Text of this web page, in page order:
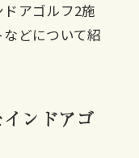
アゴルフ2施
どについて紹
ンドアゴ